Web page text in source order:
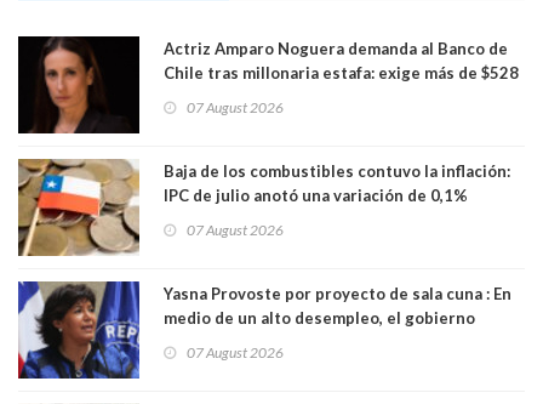
Actriz Amparo Noguera demanda al Banco de
Chile tras millonaria estafa: exige más de $528
07 August 2026
Baja de los combustibles contuvo la inflación:
IPC de julio anotó una variación de 0,1%
07 August 2026
Yasna Provoste por proyecto de sala cuna : En
medio de un alto desempleo, el gobierno
07 August 2026